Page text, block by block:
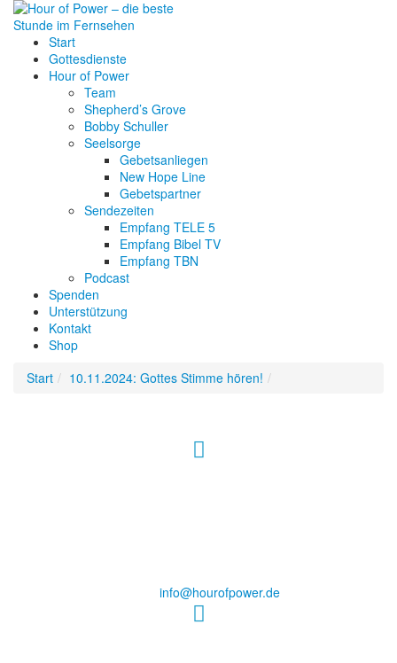
Start
Gottesdienste
Hour of Power
Team
Shepherd’s Grove
Bobby Schuller
Seelsorge
Gebetsanliegen
New Hope Line
Gebetspartner
Sendezeiten
Empfang TELE 5
Empfang Bibel TV
Empfang TBN
Podcast
Spenden
Unterstützung
Kontakt
Shop
Start
10.11.2024: Gottes Stimme hören!
info@hourofpower.de